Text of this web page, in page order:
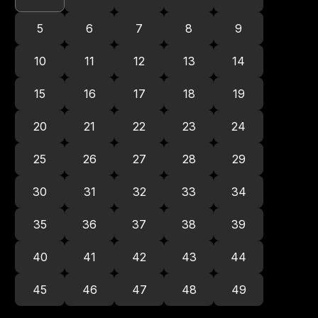
5 6 7 8 9
10 11 12 13 14
15 16 17 18 19
20 21 22 23 24
25 26 27 28 29
30 31 32 33 34
35 36 37 38 39
40 41 42 43 44
45 46 47 48 49